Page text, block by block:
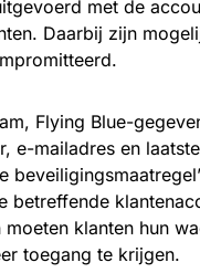
met de
Daarbij zijn
Flying Blue-
e-mailadres en
betreffende
klanten hun
toegang te krijgen.